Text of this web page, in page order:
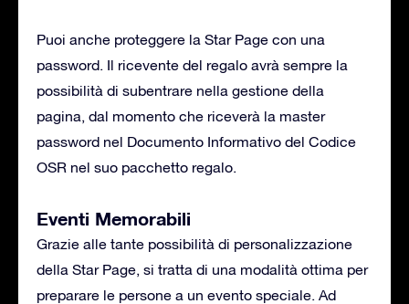
Puoi anche proteggere la Star Page con una
password. Il ricevente del regalo avrà sempre la
possibilità di subentrare nella gestione della
pagina, dal momento che riceverà la master
password nel Documento Informativo del Codice
OSR nel suo pacchetto regalo.
Eventi Memorabili
Grazie alle tante possibilità di personalizzazione
della Star Page, si tratta di una modalità ottima per
preparare le persone a un evento speciale. Ad